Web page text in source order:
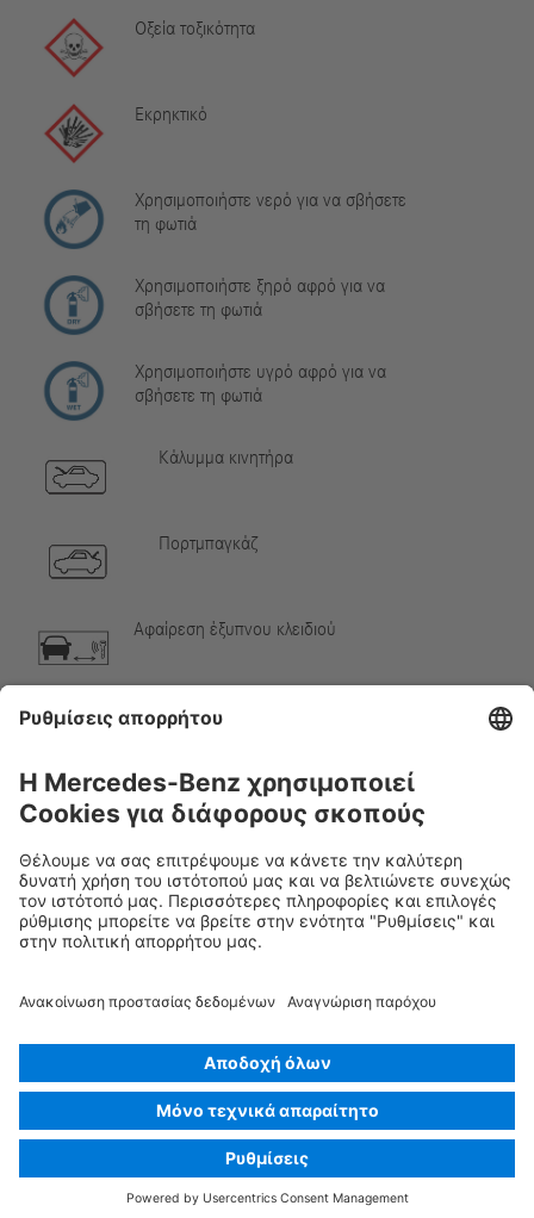
Οξεία τοξικότητα
Εκρηκτικό
Χρησιμοποιήστε νερό για να σβήσετε
τη φωτιά
Χρησιμοποιήστε ξηρό αφρό για να
σβήσετε τη φωτιά
Χρησιμοποιήστε υγρό αφρό για να
σβήσετε τη φωτιά
Κάλυμμα κινητήρα
Πορτμπαγκάζ
Αφαίρεση έξυπνου κλειδιού
Αέριο κλιματιστικού
Προειδοποίηση, χαμηλή θερμοκρασία
Rescue Card Επιβατικά Έκδοση 07/2026 01.8 ID-Nr.: 223.023
Επιλογή γλώσσας
© 2026Mercedes-Benz AG
Προσδιορισμός παρόχου Ρυθμίσεις cookies